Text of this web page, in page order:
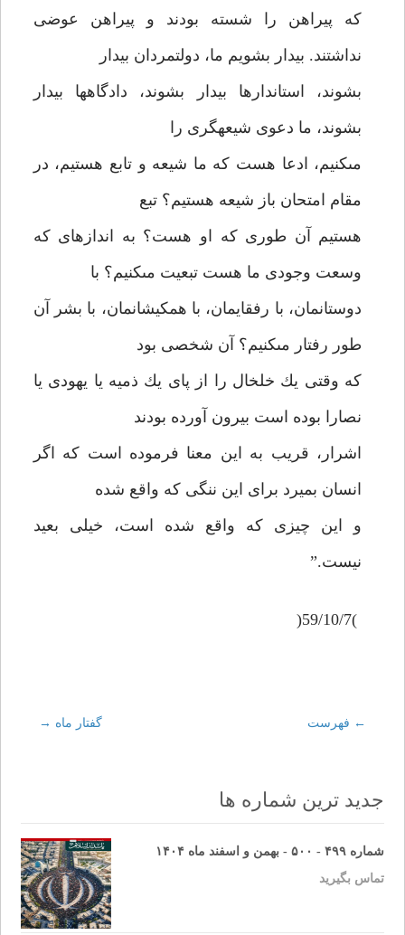
كه پيراهن را شسته بودند و پيراهن عوضى
نداشتند. بيدار بشويم ما، دولتمردان بيدار
بشوند، استاندارها بيدار بشوند، دادگاه‏ها بيدار
بشوند، ما دعوى شيعه‏گرى را
مى‏كنيم، ادعا هست كه ما شيعه و تابع هستيم، در
مقام امتحان باز شيعه هستيم؟ تبع
هستيم آن طورى كه او هست؟ به اندازه‏اى كه
وسعت وجودى ما هست تبعيت مى‏كنيم؟ با
دوستانمان، با رفقايمان، با همكيشانمان، با بشر آن
طور رفتار مى‏كنيم؟ آن شخصى بود
كه وقتى يك خلخال را از پاى يك ذميه يا يهودى يا
نصارا بوده است بيرون آورده بودند
اشرار، قريب به اين معنا فرموده است كه اگر
انسان بميرد براى اين ننگى كه واقع شده
و اين چيزى كه واقع شده است، خيلى بعيد
نيست.”
)59/10/7(
Post
navigation
← فهرست گفتار ماه →
جدید ترین شماره ها
شماره ۴۹۹ - ۵۰۰ - بهمن و اسفند ماه ۱۴۰۴
تماس بگیرید